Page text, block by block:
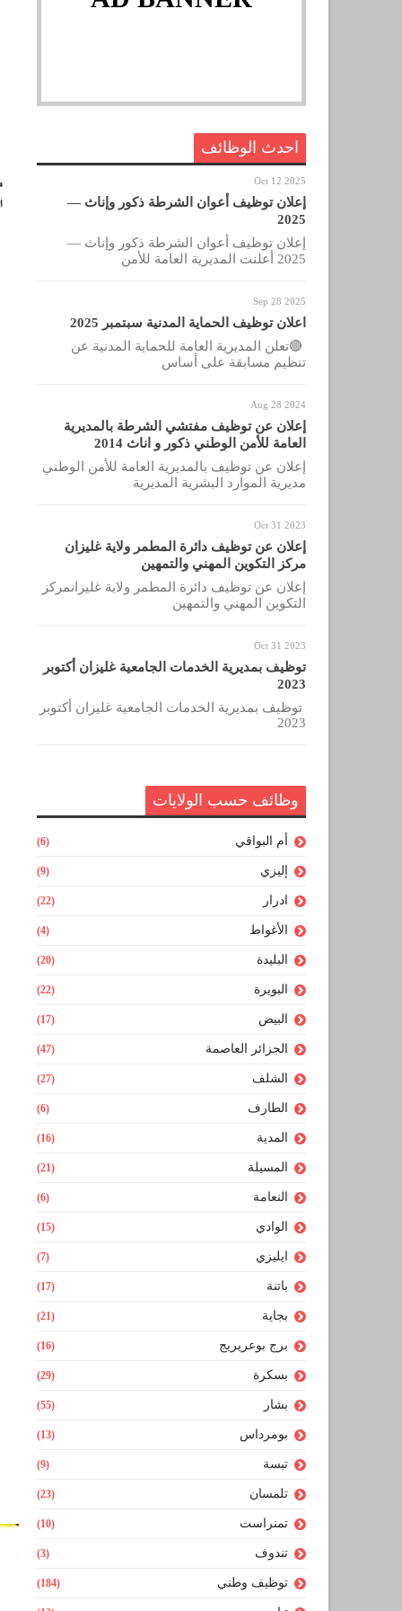
احدث الوظائف
Oct 12 2025
إعلان توظيف أعوان الشرطة ذكور وإناث —
2025
إعلان توظيف أعوان الشرطة ذكور وإناث —
2025 أعلنت المديرية العامة للأمن
Sep 28 2025
اعلان توظيف الحماية المدنية سبتمبر 2025
🔴تعلن المديرية العامة للحماية المدنية عن
تنظيم مسابقة على أساس
Aug 28 2024
إعلان عن توظيف مفتشي الشرطة بالمديرية
العامة للأمن الوطني ذكور و اناث 2014
إعلان عن توظيف بالمديرية العامة للأمن الوطني
مديرية الموارد البشرية المديرية
Oct 31 2023
إعلان عن توظيف دائرة المطمر ولاية غليزان
مركز التكوين المهني والتمهين
إعلان عن توظيف دائرة المطمر ولاية غليزانمركز
التكوين المهني والتمهين
Oct 31 2023
توظيف بمديرية الخدمات الجامعية غليزان أكتوبر
2023
توظيف بمديرية الخدمات الجامعية غليزان أكتوبر
2023
وظائف حسب الولايات
أم البواقي (6)
إليزي (9)
ادرار (22)
الأغواط (4)
البليدة (20)
البويرة (22)
البيض (17)
الجزائر العاصمة (47)
الشلف (27)
الطارف (6)
المدية (16)
المسيلة (21)
النعامة (6)
الوادي (15)
ايليزي (7)
باتنة (17)
بجاية (21)
برج بوعريريج (16)
بسكرة (29)
بشار (55)
بومرداس (13)
تبسة (9)
تلمسان (23)
تمنراست (10)
تندوف (3)
توظيف وطني (184)